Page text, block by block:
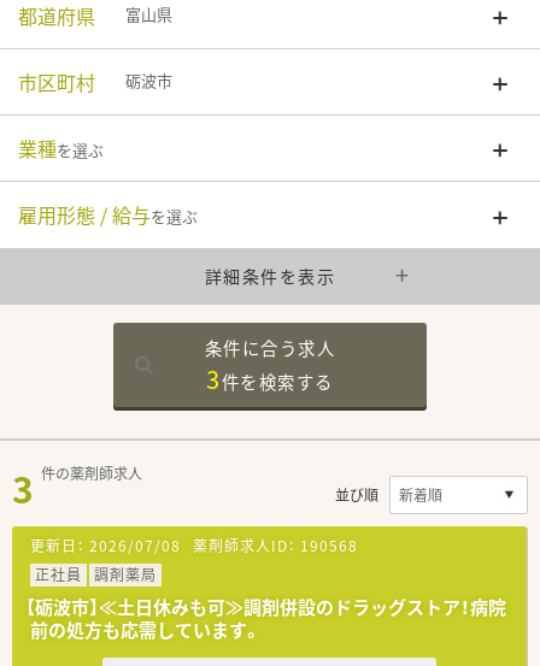
都道府県 富山県
市区町村 砺波市
業種を選ぶ
雇用形態 / 給与を選ぶ
詳細条件を表示
条件に合う求人
3件を検索する
3 件の薬剤師求人
並び順
更新日： 2026/07/08 薬剤師求人ID： 190568
正社員
調剤薬局
【砺波市】≪土日休みも可≫調剤併設のドラッグストア！病院
前の処方も応需しています。